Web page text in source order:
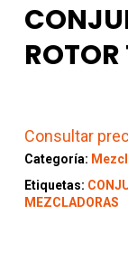
Consultar
Categoría:
Etiquetas:
MEZCLADORAS